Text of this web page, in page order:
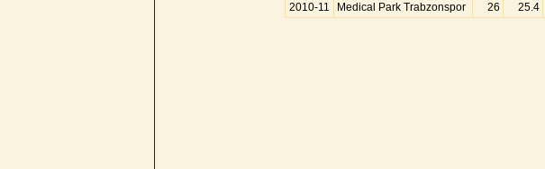
2010-11 Medical Park Trabzonspor 26 25.4